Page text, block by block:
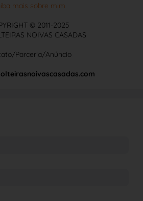
mais sobre mim
© 2011-2025
NOIVAS CASADAS
Parceria/Anúncio